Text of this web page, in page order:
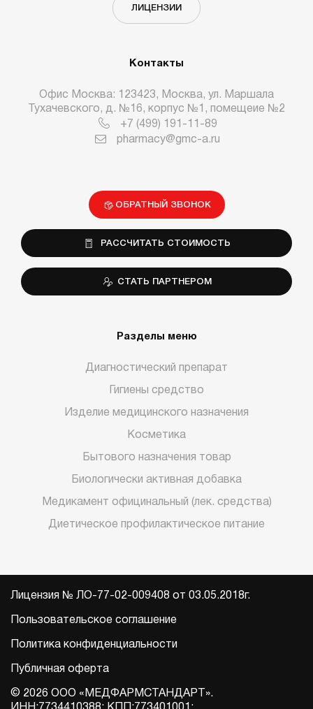
ЛИЦЕНЗИИ
Контакты
Офис Москва: 123423, Москва, ул. Маршала
Тухачевского, д. №16, корпус №1, помещеие №2
+7 (499) 191-11-89
pharmacy@gmc-a.ru
ОБРАТНЫЙ ЗВОНОК
РАССЧИТАТЬ СТОИМОСТЬ
СТАТЬ ПАРТНЕРОМ
Разделы меню
Диагностический препарат
Гигиены средство
Изделие медицинского назначения
Косметика
Бытового назначения товар
Биологически активная добавка
Медикамент официнальный (лек. средства)
Диетическое профилактическое питание
Лицензия № ЛО-77-02-009408 от 03.05.2018г.
Пользовательское соглашение
Политика конфиденциальности
Публичная оферта
© 2026 ООО «МЕДФАРМСТАНДАРТ».